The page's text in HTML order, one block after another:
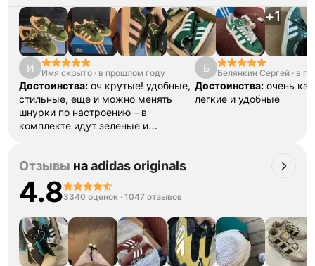
+1
И Имя скрыто · в прошлом году
Достоинства: оч крутые! удобные,
стильные, еще и можно менять
шнурки по настроению – в
комплекте идут зеленые и
постоянно, хорошенькие!
Б Белянкин Сергей · в
Достоинства: очень
легкие и удобные
Отзывы наadidas originals
4.83340 оценок · 1047 отзывов